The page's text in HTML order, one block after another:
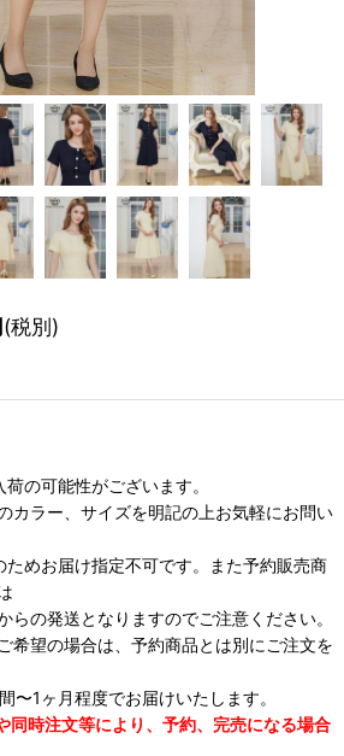
(税別)
の可能性がございます。
カラー、サイズを明記の上お気軽にお問い
めお届け指定不可です。また予約販売商
らの発送となりますのでご注意ください。
希望の場合は、予約商品とは別にご注文を
〜1ヶ月程度でお届けいたします。
同時注文等により、予約、完売になる場合